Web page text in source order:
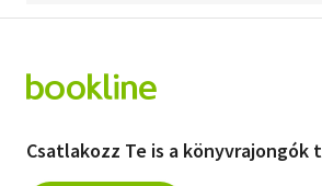
Csatlakozz Te is a könyvrajongók